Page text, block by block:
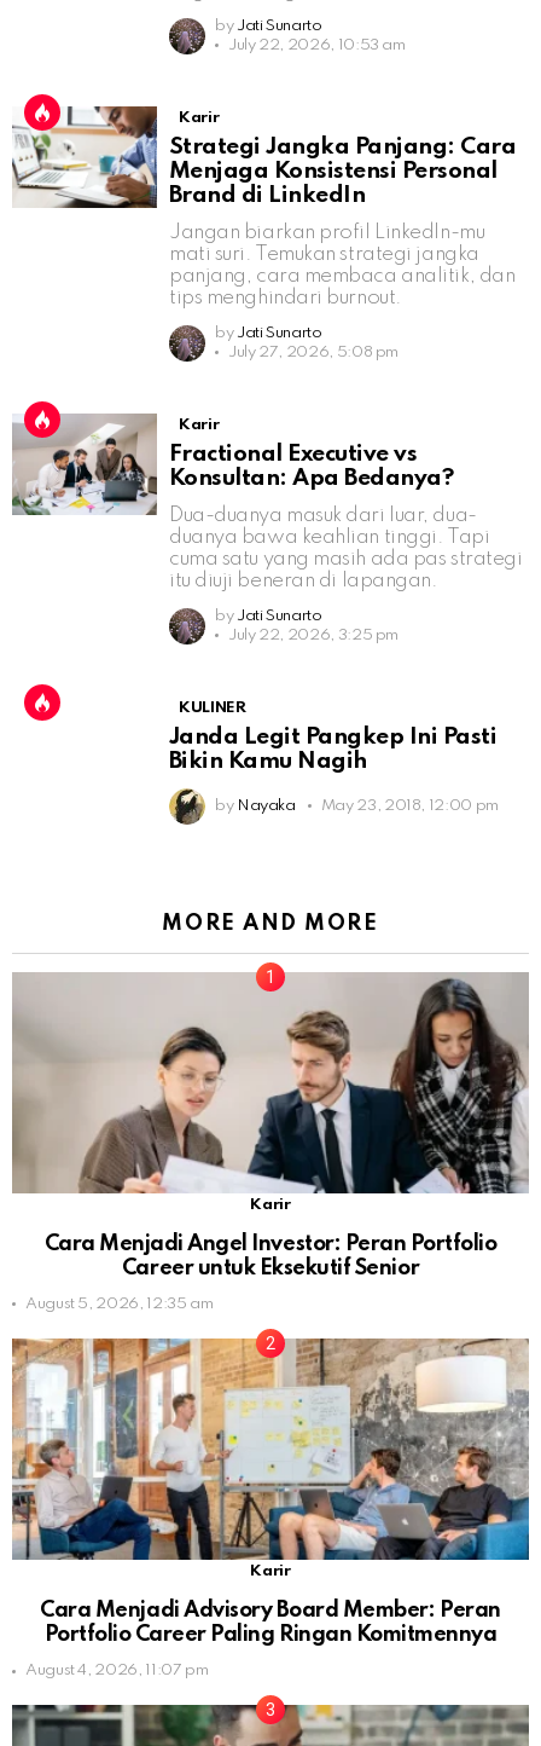
by Jati Sunarto
July 22, 2026, 10:53 am
Karir
Strategi Jangka Panjang: Cara
Menjaga Konsistensi Personal
Brand di LinkedIn
Jangan biarkan profil LinkedIn-mu
mati suri. Temukan strategi jangka
panjang, cara membaca analitik, dan
tips menghindari burnout.
by Jati Sunarto
July 27, 2026, 5:08 pm
Karir
Fractional Executive vs
Konsultan: Apa Bedanya?
Dua-duanya masuk dari luar, dua-
duanya bawa keahlian tinggi. Tapi
cuma satu yang masih ada pas strategi
itu diuji beneran di lapangan.
by Jati Sunarto
July 22, 2026, 3:25 pm
KULINER
Janda Legit Pangkep Ini Pasti
Bikin Kamu Nagih
by Nayaka May 23, 2018, 12:00 pm
MORE AND MORE
Karir
Cara Menjadi Angel Investor: Peran Portfolio
Career untuk Eksekutif Senior
August 5, 2026, 12:35 am
Karir
Cara Menjadi Advisory Board Member: Peran
Portfolio Career Paling Ringan Komitmennya
August 4, 2026, 11:07 pm